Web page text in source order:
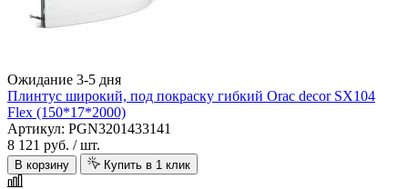
Ожидание 3-5 дня
Плинтус широкий, под покраску гибкий Orac decor SX104
Flex (150*17*2000)
Артикул: PGN3201433141
8 121 руб. / шт.
В корзину Купить в 1 клик